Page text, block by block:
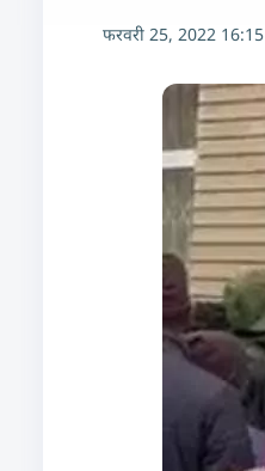
फरवरी 25, 2022 16:15